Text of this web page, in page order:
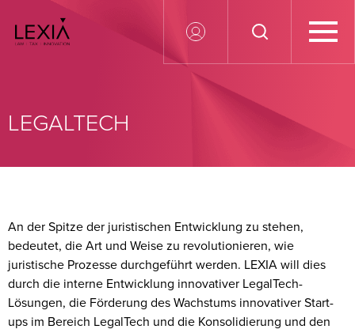
LEGALTECH
An der Spitze der juristischen Entwicklung zu stehen,
bedeutet, die Art und Weise zu revolutionieren, wie
juristische Prozesse durchgeführt werden. LEXIA will dies
durch die interne Entwicklung innovativer LegalTech-
Lösungen, die Förderung des Wachstums innovativer Start-
ups im Bereich LegalTech und die Konsolidierung und den